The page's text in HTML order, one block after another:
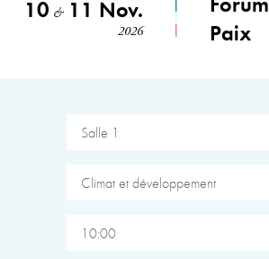
10 &11 Nov.
2026 Paix
Salle 1
Climat et développement
10:00